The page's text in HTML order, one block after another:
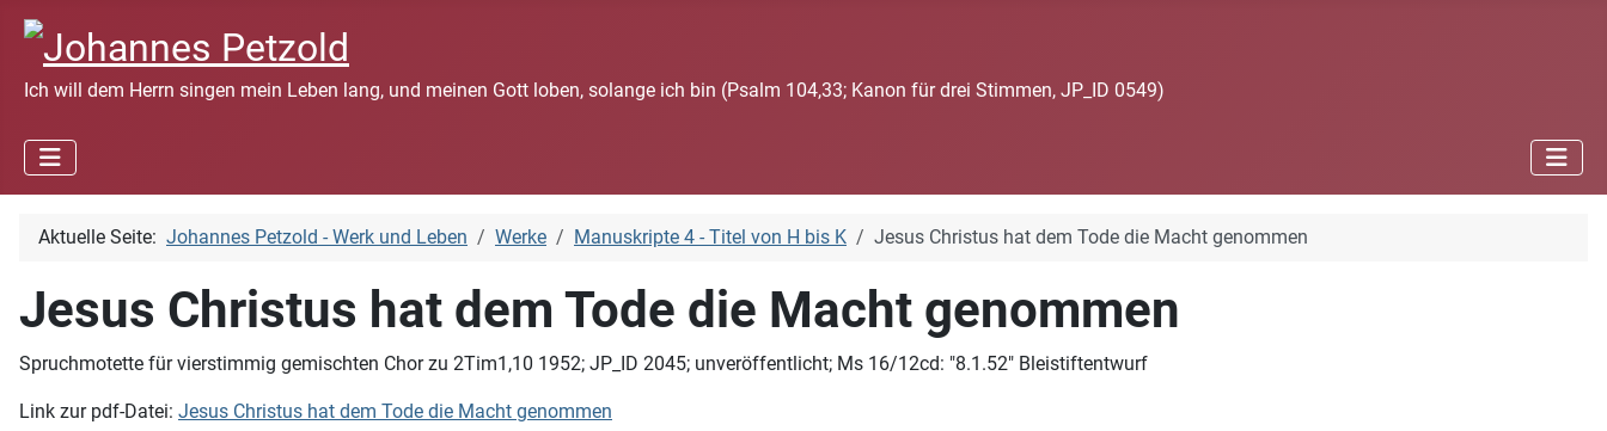
Ich will dem Herrn singen mein Leben lang, und meinen Gott loben, solange ich bin (Psalm 104,33; Kanon für drei Stimmen, JP_ID 0549)
Aktuelle Seite: Johannes Petzold - Werk und Leben Werke Manuskripte 4 - Titel von H bis K Jesus Christus hat dem Tode die Macht genommen
Jesus Christus hat dem Tode die Macht genommen
Spruchmotette für vierstimmig gemischten Chor zu 2Tim1,10 1952; JP_ID 2045; unveröffentlicht; Ms 16/12cd: "8.1.52" Bleistiftentwurf
Link zur pdf-Datei: Jesus Christus hat dem Tode die Macht genommen